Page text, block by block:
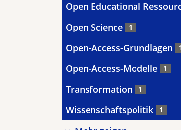
Open Educational
Open Science 1
Open-Access-Grundlagen 1
Open-Access-Modelle 1
Transformation 1
Wissenschaftspolitik 1